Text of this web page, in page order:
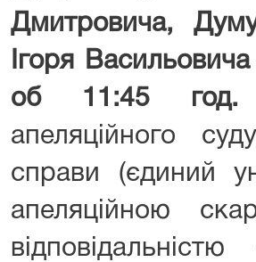
Дмитровича,
Ігоря Васильовича
об 11:45 год.
апеляційного
справи (єдиний
апеляційною